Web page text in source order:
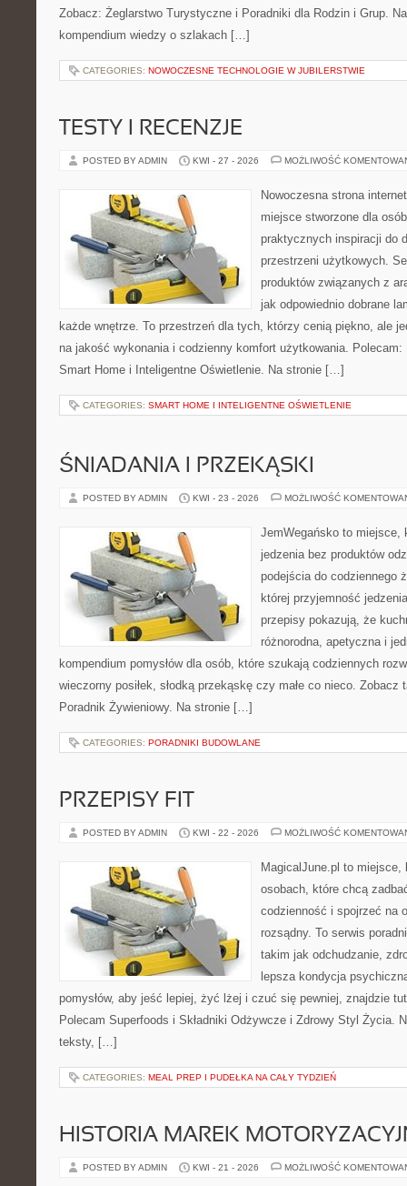
Zobacz: Żeglarstwo Turystyczne i Poradniki dla Rodzin i Grup.
kompendium wiedzy o szlakach […]
CATEGORIES: NOWOCZESNE TECHNOLOGIE W JUBILERSTWIE
TESTY I RECENZJE
POSTED BY ADMIN KWI - 27 - 2026 MOŻLIWOŚĆ
Nowoczesna strona
miejsce stworzone dla
praktycznych inspiracji do
przestrzeni użytkowych.
produktów związanych z
jak odpowiednio dobrane
każde wnętrze. To przestrzeń dla tych, którzy cenią piękno, ale
na jakość wykonania i codzienny komfort użytkowania.
Smart Home i Inteligentne Oświetlenie. Na stronie […]
CATEGORIES: SMART HOME I INTELIGENTNE OŚWIETLENIE
ŚNIADANIA I PRZEKĄSKI
POSTED BY ADMIN KWI - 23 - 2026 MOŻLIWOŚĆ
JemWegańsko to miejsce,
jedzenia bez produktów
podejścia do codziennego
której przyjemność
przepisy pokazują, że
różnorodna, apetyczna i
kompendium pomysłów dla osób, które szukają codziennych
wieczorny posiłek, słodką przekąskę czy małe co nieco.
Poradnik Żywieniowy. Na stronie […]
CATEGORIES: PORADNIKI BUDOWLANE
PRZEPISY FIT
POSTED BY ADMIN KWI - 22 - 2026 MOŻLIWOŚĆ
MagicalJune.pl to miejsce,
osobach, które chcą
codzienność i spojrzeć na
rozsądny. To serwis
takim jak odchudzanie,
lepsza kondycja
pomysłów, aby jeść lepiej, żyć lżej i czuć się pewniej, znajdzie
Polecam Superfoods i Składniki Odżywcze i Zdrowy Styl Życia.
teksty, […]
CATEGORIES: MEAL PREP I PUDEŁKA NA CAŁY TYDZIEŃ
HISTORIA MAREK
POSTED BY ADMIN KWI - 21 - 2026 MOŻLIWOŚĆ